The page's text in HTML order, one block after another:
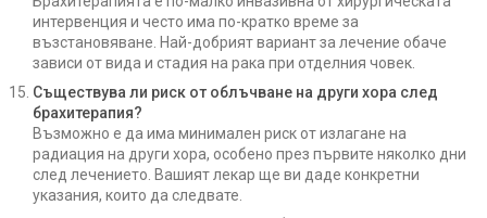
интервенция и често има по-кратко време за
възстановяване. Най-добрият вариант за лечение обаче
зависи от вида и стадия на рака при отделния човек.
Съществува ли риск от облъчване на други хора след
брахитерапия?
Възможно е да има минимален риск от излагане на
радиация на други хора, особено през първите няколко дни
след лечението. Вашият лекар ще ви даде конкретни
указания, които да следвате.